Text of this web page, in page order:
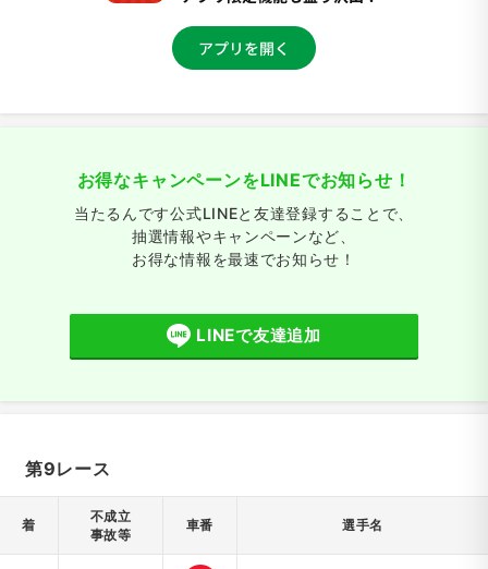
お得なキャンペーンをLINEでお知らせ！
当たるんです公式LINEと友達登録することで、
抽選情報やキャンペーンなど、
お得な情報を最速でお知らせ！
LINEで友達追加
第9レース
着
不成立
事故等
車番 選手名